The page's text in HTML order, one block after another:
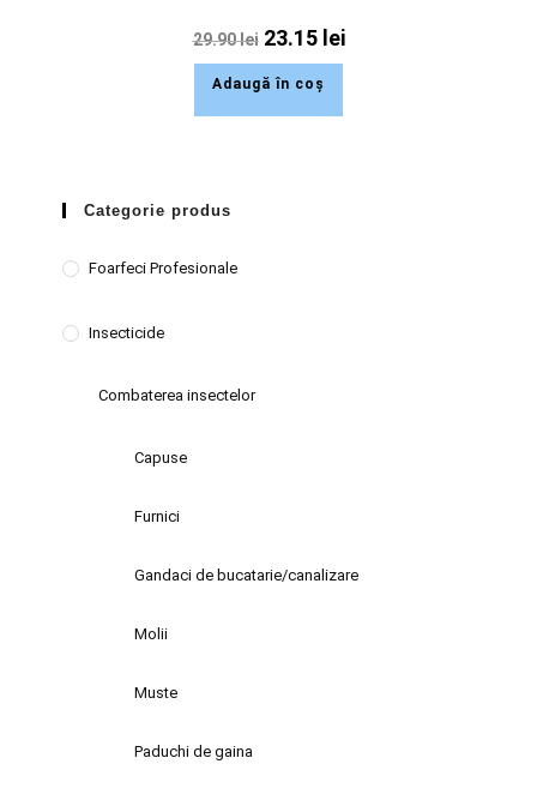
29.90lei 23.15 lei
Adaugă în coș
Categorie produs
Foarfeci Profesionale
Insecticide
Combaterea insectelor
Capuse
Furnici
Gandaci de bucatarie/canalizare
Molii
Muste
Paduchi de gaina